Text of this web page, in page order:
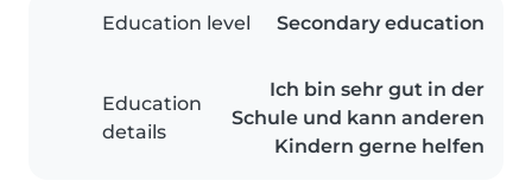
Education level Secondary education
Education
details
Ich bin sehr gut in der
Schule und kann anderen
Kindern gerne helfen